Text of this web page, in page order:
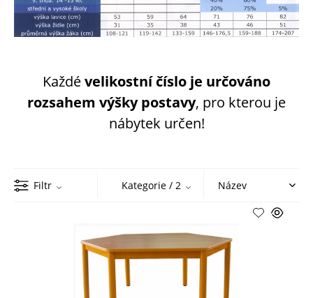
Každévelikostní číslo je určováno
rozsahem výšky postavy, pro kterou je
nábytek určen!
Filtr Kategorie / 2